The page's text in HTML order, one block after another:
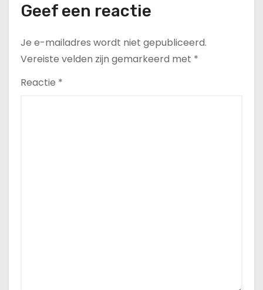
Geef een reactie
Je e-mailadres wordt niet gepubliceerd.
Vereiste velden zijn gemarkeerd met *
Reactie *